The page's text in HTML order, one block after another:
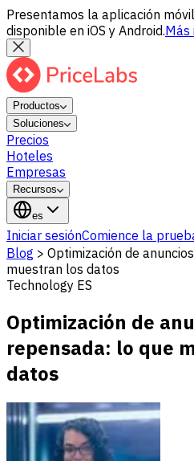
Presentamos la aplicación
disponible en iOS y Android.Más
Productos
Soluciones
Precios
Hoteles
Empresas
Recursos
es
Iniciar sesiónComience la
Blog > Optimización de
muestran los datos
Technology ES
Optimización de
repensada: lo que
datos